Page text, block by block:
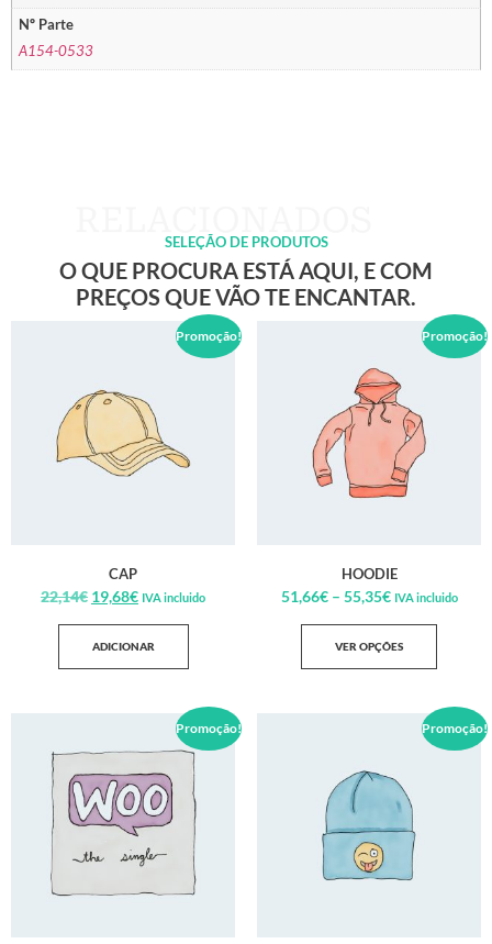
Nº Parte
A154-0533
SELEÇÃO DE PRODUTOS
O QUE PROCURA ESTÁ AQUI, E COM
PREÇOS QUE VÃO TE ENCANTAR.
Promoção!
CAP
22,14€ 19,68€ IVA incluido
ADICIONAR
Promoção!
HOODIE
51,66€ – 55,35€ IVA incluido
VER OPÇÕES
Promoção! Promoção!